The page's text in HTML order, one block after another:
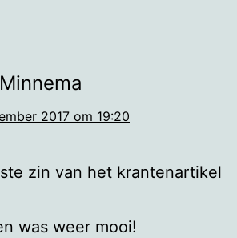
2017 om 19:20
zin van het krantenartikel
was weer mooi!